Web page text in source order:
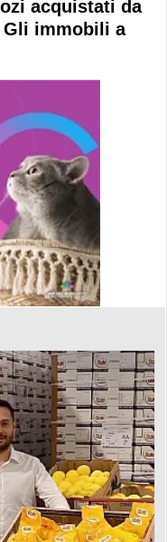
acquistati da
Gli immobili a